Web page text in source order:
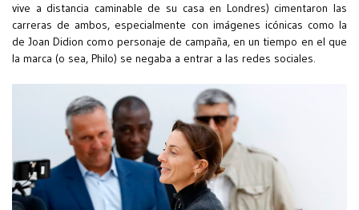
vive a distancia caminable de su casa en Londres) cimentaron las
carreras de ambos, especialmente con imágenes icónicas como la
de Joan Didion como personaje de campaña, en un tiempo en el que
la marca (o sea, Philo) se negaba a entrar a las redes sociales.